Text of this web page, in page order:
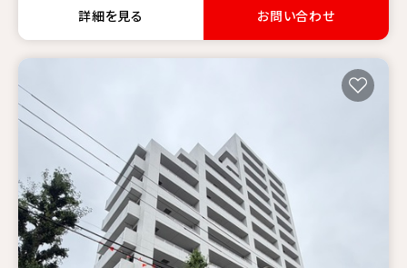
詳細を見る お問い合わせ